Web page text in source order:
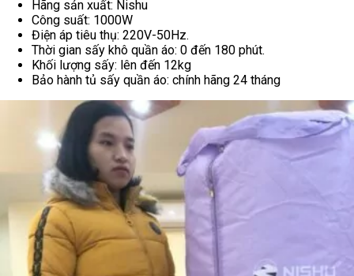
Hãng sản xuất: Nishu
Công suất: 1000W
Điện áp tiêu thụ: 220V-50Hz.
Thời gian sấy khô quần áo: 0 đến 180 phút.
Khối lượng sấy: lên đến 12kg
Bảo hành tủ sấy quần áo: chính hãng 24 tháng